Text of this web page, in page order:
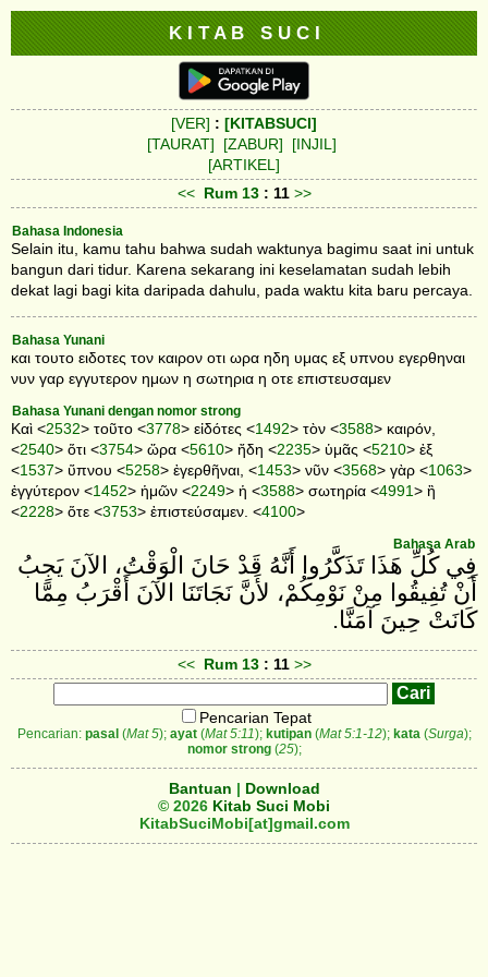
K I T A B S U C I
[VER] : [KITABSUCI]
[TAURAT]
[ZABUR]
[INJIL]
[ARTIKEL]
<< Rum 13 : 11 >>
Bahasa Indonesia
Selain itu, kamu tahu bahwa sudah waktunya bagimu saat ini untuk
bangun dari tidur. Karena sekarang ini keselamatan sudah lebih
dekat lagi bagi kita daripada dahulu, pada waktu kita baru percaya.
Bahasa Yunani
και τουτο ειδοτες τον καιρον οτι ωρα ηδη υμας εξ υπνου εγερθηναι
νυν γαρ εγγυτερον ημων η σωτηρια η οτε επιστευσαμεν
Bahasa Yunani dengan nomor strong
Καὶ <2532> τοῦτο <3778> εἰδότες <1492> τὸν <3588> καιρόν,
<2540> ὅτι <3754> ὥρα <5610> ἤδη <2235> ὑμᾶς <5210> ἐξ
<1537> ὕπνου <5258> ἐγερθῆναι, <1453> νῦν <3568> γὰρ <1063>
ἐγγύτερον <1452> ἡμῶν <2249> ἡ <3588> σωτηρία <4991> ἢ
<2228> ὅτε <3753> ἐπιστεύσαμεν. <4100>
Bahasa Arab
فِي كُلِّ هَذَا تَذَكَّرُوا أَنَّهُ قَدْ حَانَ الْوَقْتُ، الآنَ يَجِبُ
أَنْ تُفِيقُوا مِنْ نَوْمِكُمْ، لأَنَّ نَجَاتَنَا الآنَ أَقْرَبُ مِمَّا
كَانَتْ حِينَ آمَنَّا.
<< Rum 13 : 11 >>
Pencarian Tepat
Pencarian: pasal(Mat 5); ayat(Mat 5:11); kutipan(Mat 5:1-12); kata (Surga);
nomor strong(25);
Bantuan | Download
© 2026 Kitab Suci Mobi
KitabSuciMobi[at]gmail.com